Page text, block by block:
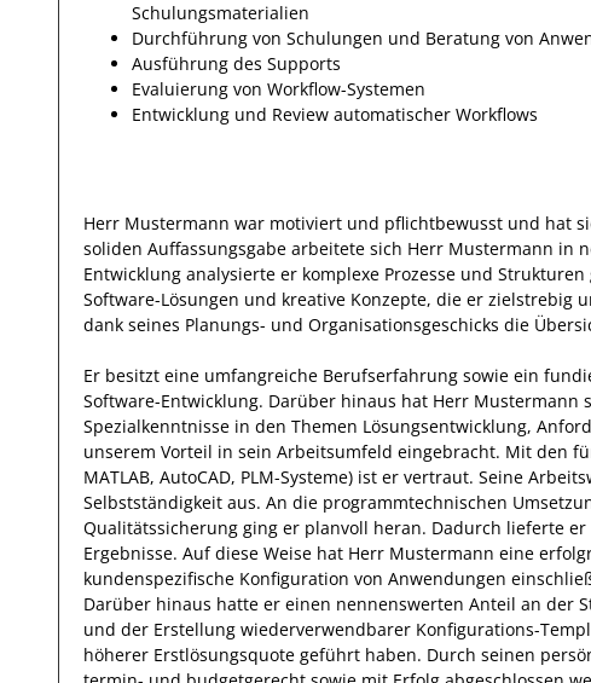
Schulungsmaterialien
Durchführung von Schulungen und Beratung von
Ausführung des Supports
Evaluierung von Workflow-Systemen
Entwicklung und Review automatischer Workflows
Herr Mustermann war motiviert und pflichtbewusst und hat
soliden Auffassungsgabe arbeitete sich Herr Mustermann in
Entwicklung analysierte er komplexe Prozesse und Strukturen
Software-Lösungen und kreative Konzepte, die er zielstrebig
dank seines Planungs- und Organisationsgeschicks die
Er besitzt eine umfangreiche Berufserfahrung sowie ein
Software-Entwicklung. Darüber hinaus hat Herr Mustermann
Spezialkenntnisse in den Themen Lösungsentwicklung,
unserem Vorteil in sein Arbeitsumfeld eingebracht. Mit den
MATLAB, AutoCAD, PLM-Systeme) ist er vertraut. Seine
Selbstständigkeit aus. An die programmtechnischen
Qualitätssicherung ging er planvoll heran. Dadurch lieferte er
Ergebnisse. Auf diese Weise hat Herr Mustermann eine
kundenspezifische Konfiguration von Anwendungen
Darüber hinaus hatte er einen nennenswerten Anteil an der
und der Erstellung wiederverwendbarer Konfigurations-
höherer Erstlösungsquote geführt haben. Durch seinen